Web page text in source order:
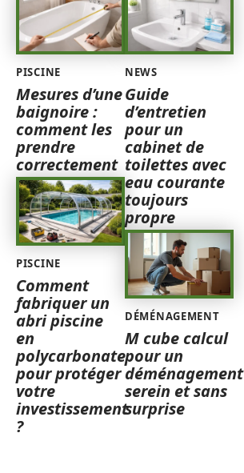
PISCINE
Mesures d’une
baignoire :
comment les
prendre
correctement
PISCINE
Comment
fabriquer un
abri piscine
en
polycarbonate
pour protéger
votre
investissement
?
NEWS
Guide
d’entretien
pour un
cabinet de
toilettes avec
eau courante
toujours
propre
DÉMÉNAGEMENT
M cube calcul
pour un
déménagement
serein et sans
surprise